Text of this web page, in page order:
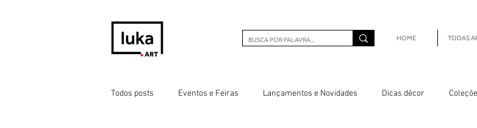
HOME TODAS
Todos posts Eventos e Feiras Lançamentos e Novidades Dicas décor